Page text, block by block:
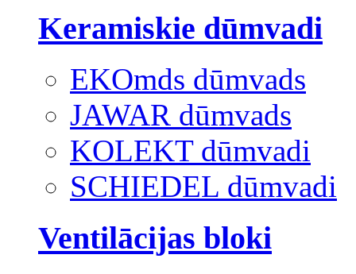
Keramiskie dūmvadi
EKOmds dūmvads
JAWAR dūmvads
KOLEKT dūmvadi
SCHIEDEL dūmvadi
Ventilācijas bloki